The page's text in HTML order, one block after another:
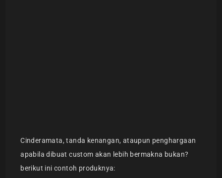
Cinderamata, tanda kenangan, ataupun penghargaan
apabila dibuat custom akan lebih bermakna bukan?
berikut ini contoh produknya: